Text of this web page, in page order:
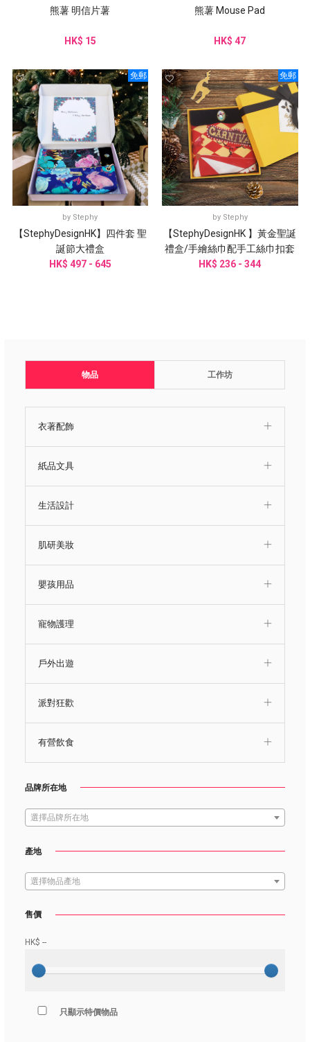
物品 工作坊
衣著配飾
紙品文具
生活設計
肌研美妝
嬰孩用品
寵物護理
戶外出遊
派對狂歡
有營飲食
品牌所在地
選擇品牌所在地
產地
選擇物品產地
售價
HK$ --
只顯示特價物品
熊薯 明信片薯
HK$ 15
熊薯 Mouse Pad
HK$ 47
免郵
by Stephy
【StephyDesignHK】四件套 聖
誕節大禮盒
HK$ 497 - 645
免郵
by Stephy
【StephyDesignHK 】黃金聖誕
禮盒/手繪絲巾配手工絲巾扣套
裝
HK$ 236 - 344